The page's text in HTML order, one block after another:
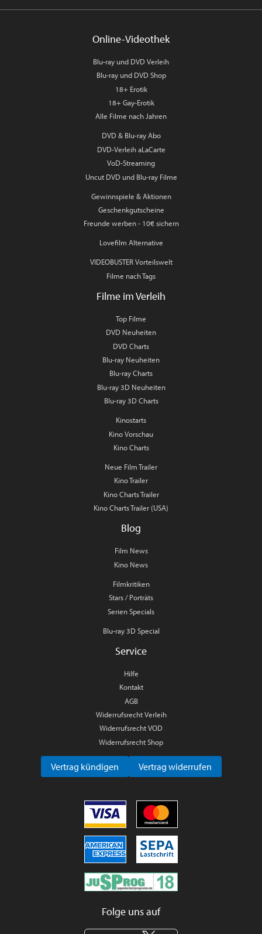
Online-Videothek
Blu-ray und DVD Verleih
Blu-ray und DVD Shop
18+ Erotik
18+ Gay-Erotik
Alle Filme nach Jahren
DVD & Blu-ray Abo
DVD-Verleih aLaCarte
VoD-Streaming
Uncut DVD und Blu-ray Filme
Gewinnspiele & Aktionen
Geschenkgutscheine
Freunde werben - 10€ sichern
Lovefilm Alternative
VIDEOBUSTER Vorteilswelt
Filme nach Tags
Filme im Verleih
Top Filme
DVD Neuheiten
DVD Charts
Blu-ray Neuheiten
Blu-ray Charts
Blu-ray 3D Neuheiten
Blu-ray 3D Charts
Kinostarts
Kino Vorschau
Kino Charts
Neue Film Trailer
Kino Trailer
Kino Charts Trailer
Kino Charts Trailer (USA)
Blog
Film News
Kino News
Filmkritiken
Stars / Porträts
Serien Specials
Blu-ray 3D Special
Service
Hilfe
Kontakt
AGB
Widerrufsrecht Verleih
Widerrufsrecht VOD
Widerrufsrecht Shop
Vertrag kündigen Vertrag widerrufen
Folge uns auf